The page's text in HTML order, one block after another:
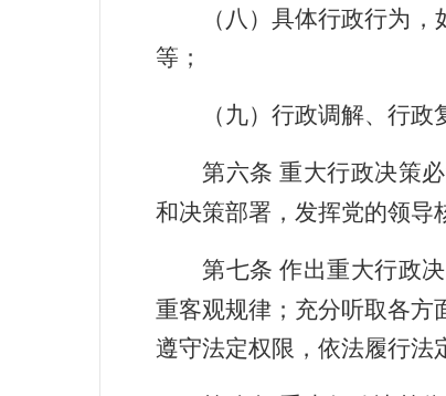
（八）具体行政行为
等；
（九）行政调解、行政
第六条 重大行政决策
和决策部署，发挥党的领导
第七条 作出重大行政
重客观规律；充分听取各方
遵守法定权限，依法履行法